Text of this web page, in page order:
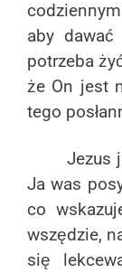
aby
potrzeba
że On jest
tego
Jezus
Ja was
co
wszędzie,
się